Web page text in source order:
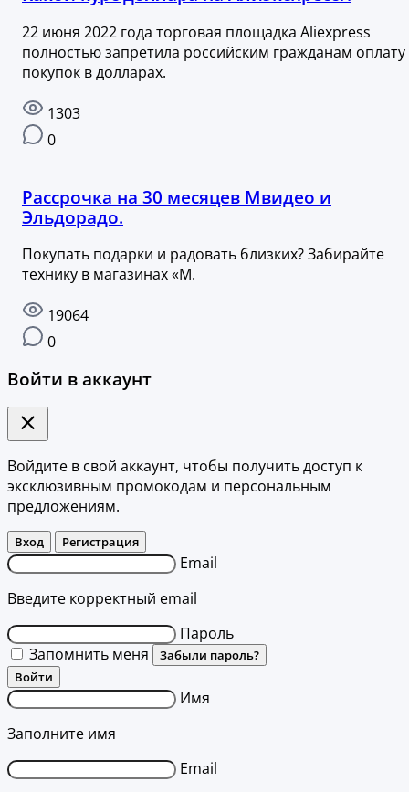
22 июня 2022 года торговая площадка Aliexpress
полностью запретила российским гражданам оплату
покупок в долларах.
1303
0
Рассрочка на 30 месяцев Мвидео и
Эльдорадо.
Покупать подарки и радовать близких? Забирайте
технику в магазинах «М.
19064
0
Войти в аккаунт
Войдите в свой аккаунт, чтобы получить доступ к
эксклюзивным промокодам и персональным
предложениям.
Вход Регистрация
Email
Введите корректный email
Пароль
Запомнить меня
Забыли пароль?
Войти
Имя
Заполните имя
Email